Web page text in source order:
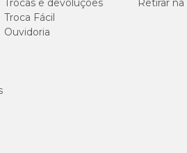
ao Cobre.
Forth Cobre Concentrado Tecnutri
Trocas e devoluções
Troca Fácil
Ouvidoria
Retirar na